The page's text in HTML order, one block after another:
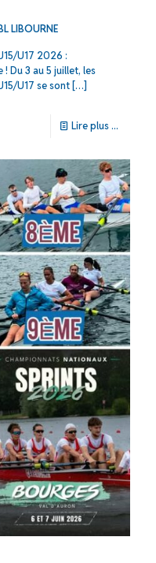
LIBOURNE
U17 2026 :
Du 3 au 5 juillet, les
U17 se sont […]
Lire plus ...